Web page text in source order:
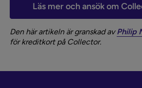
Läs mer och ansök om
Den här artikeln är granskad avPhilip
för kreditkort på Collector.